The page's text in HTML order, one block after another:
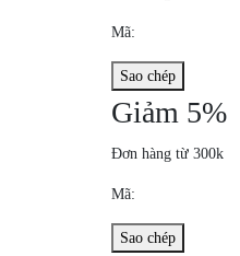
Mã:
Sao chép
Giảm 5%
Đơn hàng từ 300k
Mã:
Sao chép